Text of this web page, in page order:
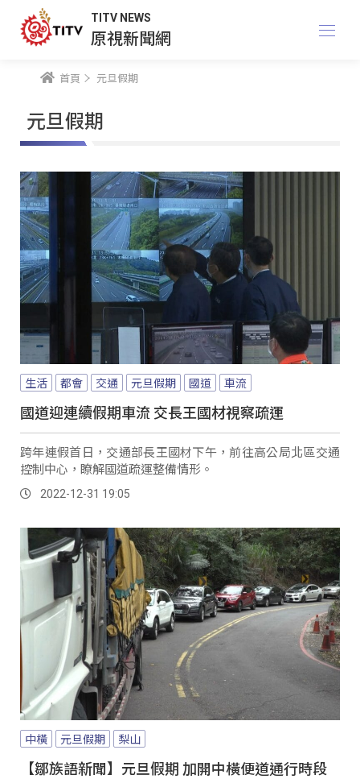
TITV NEWS
原視新聞網
首頁 元旦假期
元旦假期
生活 都會 交通 元旦假期 國道 車流
國道迎連續假期車流 交長王國材視察疏運
跨年連假首日，交通部長王國材下午，前往高公局北區交通
控制中心，瞭解國道疏運整備情形。
2022-12-31 19:05
中橫 元旦假期 梨山
【鄒族語新聞】元旦假期 加開中橫便道通行時段